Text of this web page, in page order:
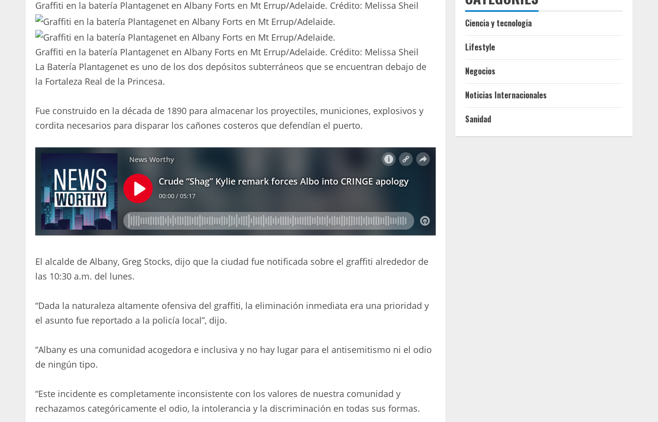
Graffiti en la batería Plantagenet en Albany Forts en Mt Errup/Adelaide. Crédito: Melissa Sheil
Graffiti en la batería Plantagenet en Albany Forts en Mt Errup/Adelaide. Crédito: Melissa Sheil
La Batería Plantagenet es uno de los dos depósitos subterráneos que se encuentran debajo de
la Fortaleza Real de la Princesa.
Fue construido en la década de 1890 para almacenar los proyectiles, municiones, explosivos y
cordita necesarios para disparar los cañones costeros que defendían el puerto.
El alcalde de Albany, Greg Stocks, dijo que la ciudad fue notificada sobre el graffiti alrededor de
las 10:30 a.m. del lunes.
“Dada la naturaleza altamente ofensiva del graffiti, la eliminación inmediata era una prioridad y
el asunto fue reportado a la policía local”, dijo.
“Albany es una comunidad acogedora e inclusiva y no hay lugar para el antisemitismo ni el odio
de ningún tipo.
“Este incidente es completamente inconsistente con los valores de nuestra comunidad y
rechazamos categóricamente el odio, la intolerancia y la discriminación en todas sus formas.
Ciencia y tecnologia
Lifestyle
Negocios
Noticias Internacionales
Sanidad